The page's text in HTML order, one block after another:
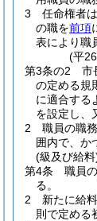
3
任命権者
の職を前項
表により職
(平
第3条の2
市
の定める規
に適合する
を設定し、
2
職員の職
囲内で、か
(級及び給料
第4条
職員
る。
2
新たに給
則で定める